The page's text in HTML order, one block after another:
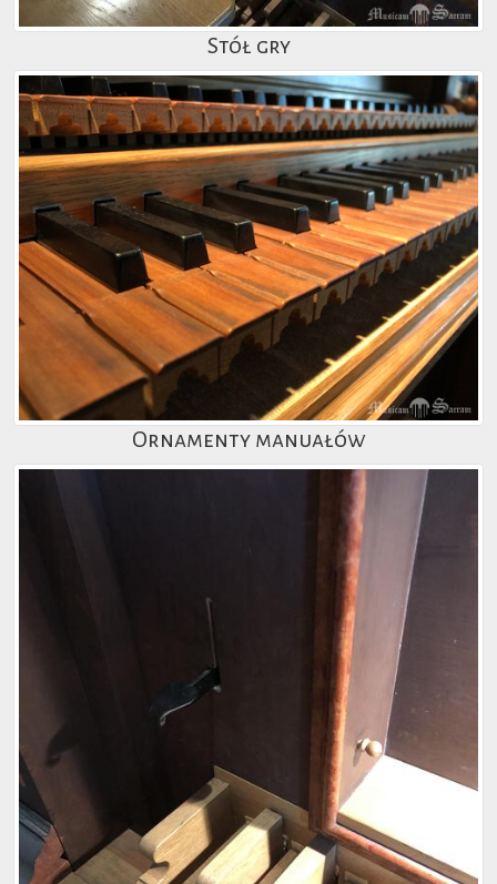
Stół gry
Ornamenty manuałów